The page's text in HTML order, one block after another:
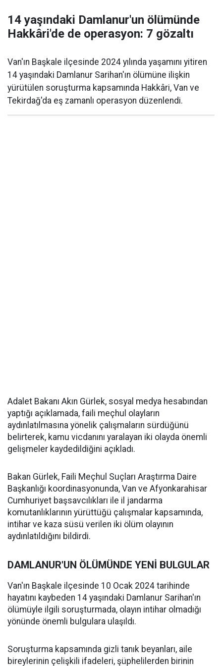
14 yaşındaki Damlanur'un ölümünde
Hakkâri'de de operasyon: 7 gözaltı
Van'ın Başkale ilçesinde 2024 yılında yaşamını yitiren
14 yaşındaki Damlanur Sarihan'ın ölümüne ilişkin
yürütülen soruşturma kapsamında Hakkâri, Van ve
Tekirdağ'da eş zamanlı operasyon düzenlendi.
Adalet Bakanı Akın Gürlek, sosyal medya hesabından
yaptığı açıklamada, faili meçhul olayların
aydınlatılmasına yönelik çalışmaların sürdüğünü
belirterek, kamu vicdanını yaralayan iki olayda önemli
gelişmeler kaydedildiğini açıkladı.
Bakan Gürlek, Faili Meçhul Suçları Araştırma Daire
Başkanlığı koordinasyonunda, Van ve Afyonkarahisar
Cumhuriyet başsavcılıkları ile il jandarma
komutanlıklarının yürüttüğü çalışmalar kapsamında,
intihar ve kaza süsü verilen iki ölüm olayının
aydınlatıldığını bildirdi.
DAMLANUR'UN ÖLÜMÜNDE YENİ BULGULAR
Van'ın Başkale ilçesinde 10 Ocak 2024 tarihinde
hayatını kaybeden 14 yaşındaki Damlanur Sarihan'ın
ölümüyle ilgili soruşturmada, olayın intihar olmadığı
yönünde önemli bulgulara ulaşıldı.
Soruşturma kapsamında gizli tanık beyanları, aile
bireylerinin çelişkili ifadeleri, şüphelilerden birinin